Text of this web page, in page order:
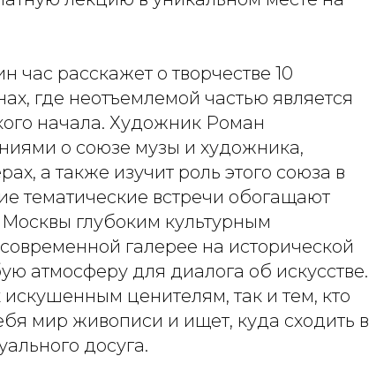
расскажет о творчестве 10
где неотъемлемой частью является
начала. Художник Роман
о союзе музы и художника,
а также изучит роль этого союза в
тематические встречи обогащают
глубоким культурным
галерее на исторической
атмосферу для диалога об искусстве.
ценителям, так и тем, кто
мир живописи и ищет, куда сходить в
досуга.